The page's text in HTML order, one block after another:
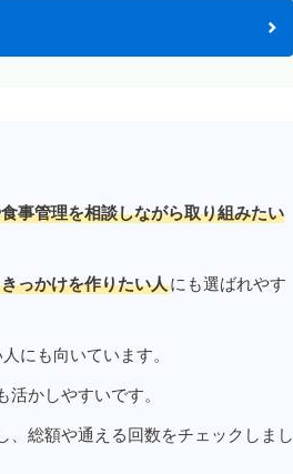
事管理を相談しながら取り組みたい
っかけを作りたい人にも選ばれやす
にも向いています。
かしやすいです。
総額や通える回数をチェックしまし